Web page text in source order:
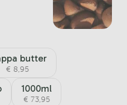
1000ml
€ 73,95
butter
€ 8,95